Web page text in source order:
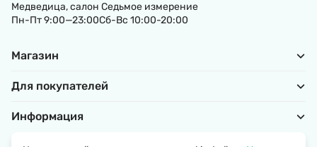
Медведица, салон Седьмое измерение
Пн-Пт 9:00—23:00Сб-Вс 10:00-20:00
Магазин
Для покупателей
Информация